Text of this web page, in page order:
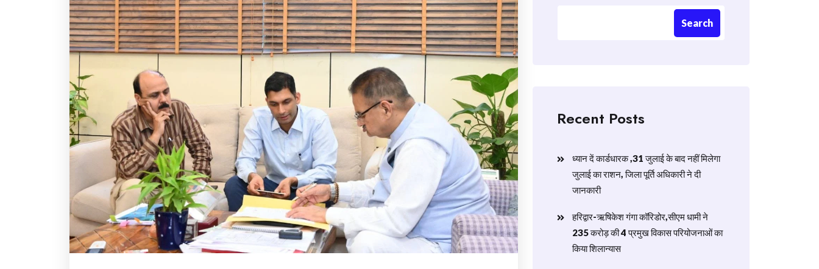
Search
Recent Posts
ध्यान दें कार्डधारक ,31 जुलाई के बाद नहीं मिलेगा
जुलाई का राशन, जिला पूर्ति अधिकारी ने दी
जानकारी
हरिद्वार-ऋषिकेश गंगा कॉरिडोर,सीएम धामी ने
235 करोड़ की 4 प्रमुख विकास परियोजनाओं का
किया शिलान्यास